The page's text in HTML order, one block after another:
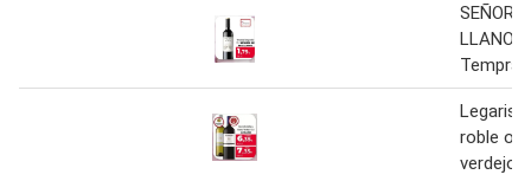
Legaris
roble o
verdejo